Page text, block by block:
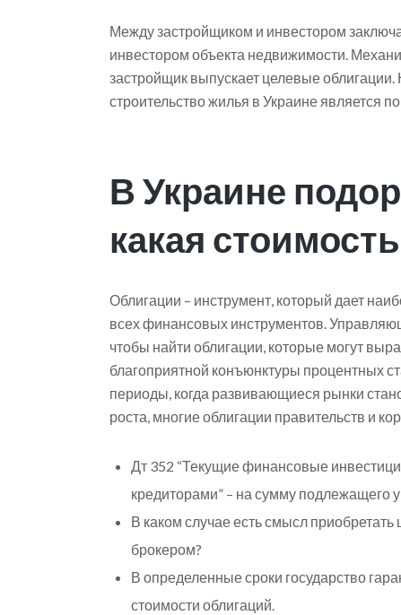
Между застройщиком и инвестором
инвестором объекта недвижимости.
застройщик выпускает целевые
строительство жилья в Украине является
В Украине
какая стоимость
Облигации – инструмент, который дает
всех финансовых инструментов.
чтобы найти облигации, которые могут
благоприятной конъюнктуры процентных
периоды, когда развивающиеся рынки
роста, многие облигации правительств и
Дт 352 “Текущие финансовые
кредиторами” – на сумму подлежащего
В каком случае есть смысл
брокером?
В определенные сроки государство
стоимости облигаций.